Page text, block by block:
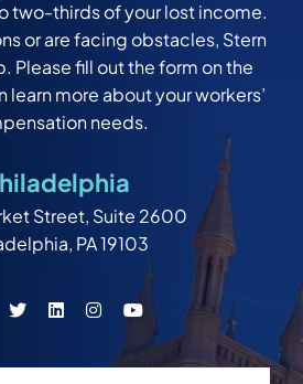
two-thirds of your lost income.
or are facing obstacles, Stern
Please fill out the form on the
learn more about your workers’
needs.
Street, Suite 2600
PA 19103